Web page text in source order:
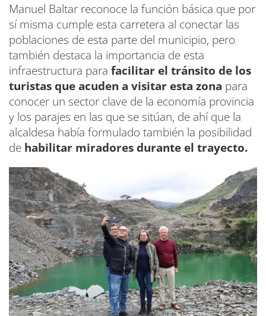
Manuel Baltar reconoce la función básica que por
sí misma cumple esta carretera al conectar las
poblaciones de esta parte del municipio, pero
también destaca la importancia de esta
infraestructura para facilitar el tránsito de los
turistas que acuden a visitar esta zona para
conocer un sector clave de la economía provincia
y los parajes en las que se sitúan, de ahí que la
alcaldesa había formulado también la posibilidad
de habilitar miradores durante el trayecto.